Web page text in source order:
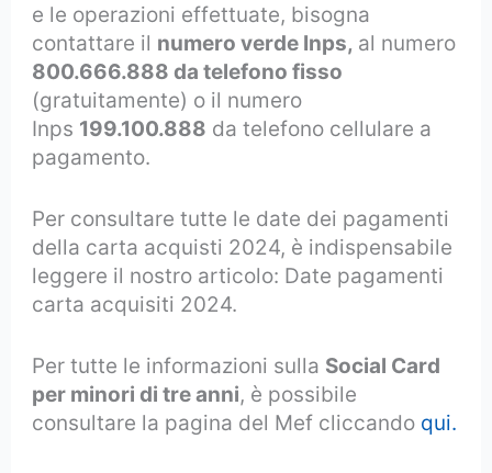
e le operazioni effettuate, bisogna
contattare il numero verde Inps, al numero
800.666.888 da telefono fisso
(gratuitamente) o il numero
Inps 199.100.888 da telefono cellulare a
pagamento.
Per consultare tutte le date dei pagamenti
della carta acquisti 2024, è indispensabile
leggere il nostro articolo: Date pagamenti
carta acquisiti 2024.
Per tutte le informazioni sulla Social Card
per minori di tre anni, è possibile
consultare la pagina del Mef cliccando qui.